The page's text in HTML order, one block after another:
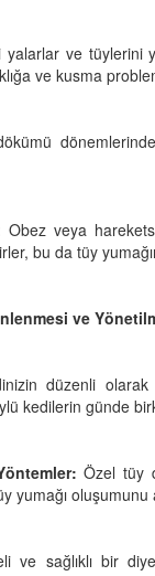
ve tüylerini
ve kusma
Obez veya
bu da tüy
ve
düzenli olarak
kedilerin günde
Özel tüy
yumağı oluşumunu
ve sağlıklı bir
11.10.2025
Mırlamaya
Bakış
Kediler Neden
03.10.2025